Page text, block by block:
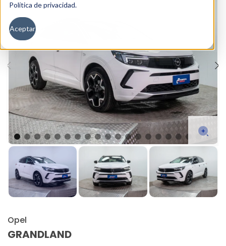
Política de privacidad.
Aceptar
Opel
GRANDLAND